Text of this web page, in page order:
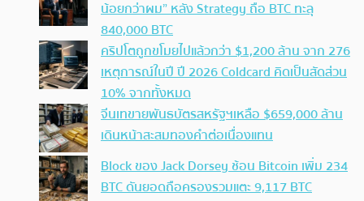
น้อยกว่าผม” หลัง Strategy ถือ BTC ทะลุ
840,000 BTC
คริปโตถูกขโมยไปแล้วกว่า $1,200 ล้าน จาก 276
เหตุการณ์ในปี ปี 2026 Coldcard คิดเป็นสัดส่วน
10% จากทั้งหมด
จีนเทขายพันธบัตรสหรัฐฯเหลือ $659,000 ล้าน
เดินหน้าสะสมทองคำต่อเนื่องแทน
Block ของ Jack Dorsey ช้อน Bitcoin เพิ่ม 234
BTC ดันยอดถือครองรวมแตะ 9,117 BTC